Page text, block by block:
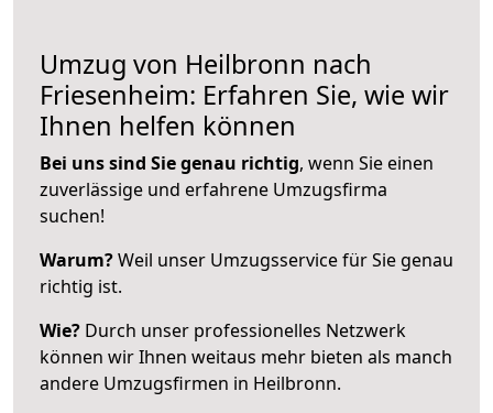
Umzug von Heilbronn nach
Friesenheim: Erfahren Sie, wie wir
Ihnen helfen können
Bei uns sind Sie genau richtig, wenn Sie einen
zuverlässige und erfahrene Umzugsfirma
suchen!
Warum?Weil unser Umzugsservice für Sie genau
richtig ist.
Wie? Durch unser professionelles Netzwerk
können wir Ihnen weitaus mehr bieten als manch
andere Umzugsfirmen in Heilbronn.